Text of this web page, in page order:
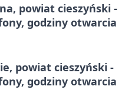
powiat cieszyński -
godziny otwarcia
powiat cieszyński -
godziny otwarcia